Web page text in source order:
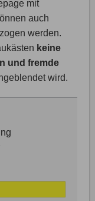
mit
auch
werden.
keine
und fremde
wird.